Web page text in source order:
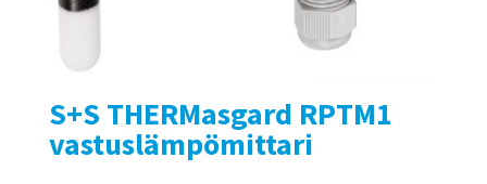
S+S THERMasgard RPTM1
vastuslämpömittari